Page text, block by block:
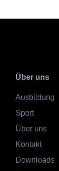
Über uns
Ausbildung
Sport
Über uns
Kontakt
Downloads